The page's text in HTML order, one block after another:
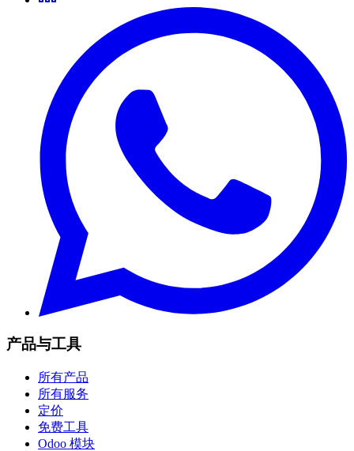
产品与工具
所有产品
所有服务
定价
免费工具
Odoo 模块